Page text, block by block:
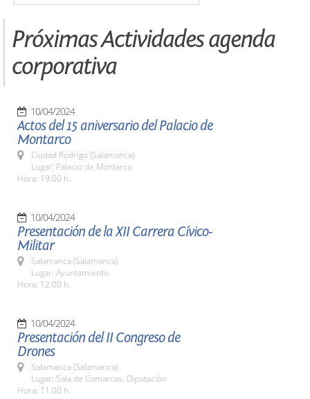
Próximas Actividades agenda
corporativa
10/04/2024
Actos del 15 aniversario del Palacio de
Montarco
Ciudad Rodrigo (Salamanca)
Lugar: Palacio de Montarco
Hora: 19:00 h.
10/04/2024
Presentación de la XII Carrera Cívico-
Militar
Salamanca (Salamanca)
Lugar: Ayuntamiento
Hora: 12:00 h.
10/04/2024
Presentación del II Congreso de
Drones
Salamanca (Salamanca)
Lugar: Sala de Comarcas. Diputación
Hora: 11:00 h.